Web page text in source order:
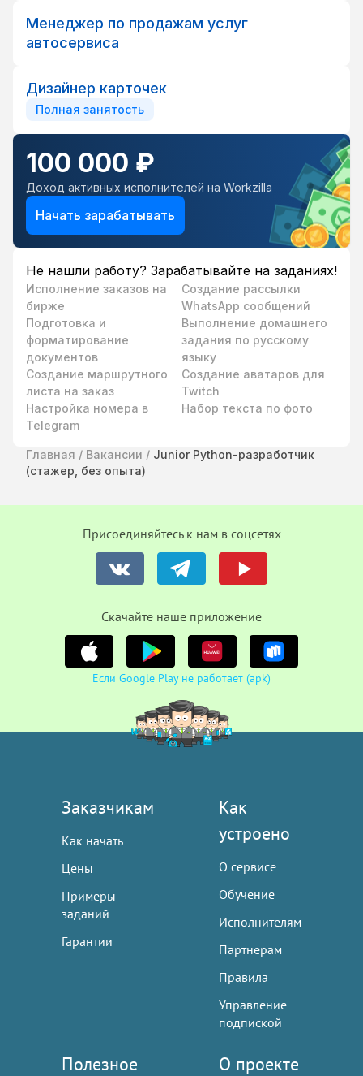
Менеджер по продажам услуг
автосервиса
Дизайнер карточек
Полная занятость
100 000 ₽
Доход активных исполнителей на Workzilla
Начать зарабатывать
Не нашли работу? Зарабатывайте на заданиях!
Исполнение заказов на
бирже
Подготовка и
форматирование
документов
Создание маршрутного
листа на заказ
Настройка номера в
Telegram
Создание рассылки
WhatsApp сообщений
Выполнение домашнего
задания по русскому
языку
Создание аватаров для
Twitch
Набор текста по фото
Главная / Вакансии / Junior Python-разработчик
(стажер, без опыта)
Присоединяйтесь к нам в соцсетях
Cкачайте наше приложение
Если Google Play не работает (apk)
Заказчикам
Как начать
Цены
Примеры
заданий
Гарантии
Как
устроено
О сервисе
Обучение
Исполнителям
Партнерам
Правила
Управление
подпиской
Полезное О проекте